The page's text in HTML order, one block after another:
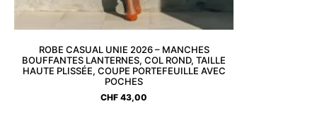
ROBE CASUAL UNIE 2026 – MANCHES
BOUFFANTES LANTERNES, COL ROND, TAILLE
HAUTE PLISSÉE, COUPE PORTEFEUILLE AVEC
POCHES
CHF 43,00